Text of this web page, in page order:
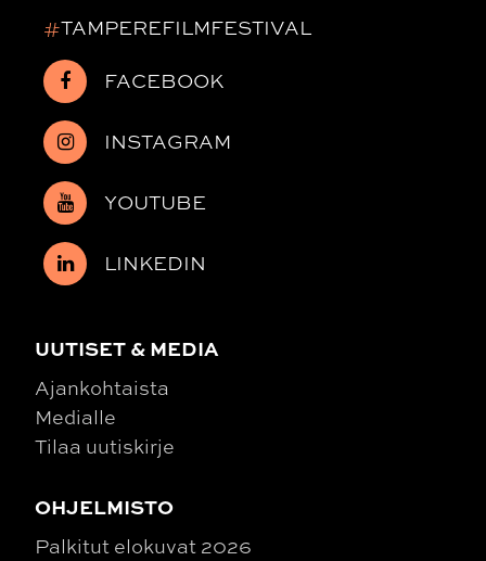
#TAMPEREFILMFESTIVAL
FACEBOOK
INSTAGRAM
YOUTUBE
LINKEDIN
UUTISET & MEDIA
Ajankohtaista
Medialle
Tilaa uutiskirje
OHJELMISTO
Palkitut elokuvat 2026